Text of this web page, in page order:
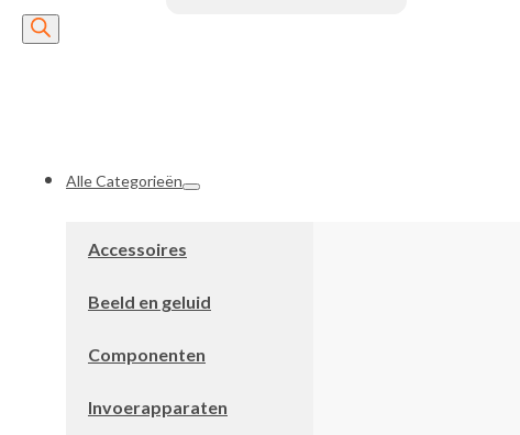
Alle Categorieën
Accessoires
Beeld en geluid
Componenten
Invoerapparaten